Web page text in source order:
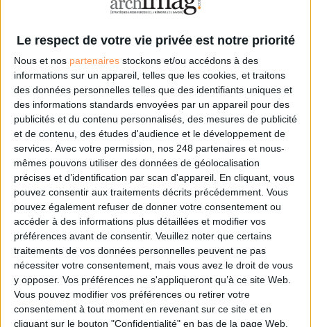
Le respect de votre vie privée est notre priorité
Nous et nos partenaires stockons et/ou accédons à des
informations sur un appareil, telles que les cookies, et traitons
des données personnelles telles que des identifiants uniques et
des informations standards envoyées par un appareil pour des
publicités et du contenu personnalisés, des mesures de publicité
et de contenu, des études d'audience et le développement de
services. Avec votre permission, nos 248 partenaires et nous-
mêmes pouvons utiliser des données de géolocalisation
précises et d’identification par scan d'appareil. En cliquant, vous
pouvez consentir aux traitements décrits précédemment. Vous
pouvez également refuser de donner votre consentement ou
accéder à des informations plus détaillées et modifier vos
préférences avant de consentir. Veuillez noter que certains
traitements de vos données personnelles peuvent ne pas
nécessiter votre consentement, mais vous avez le droit de vous
y opposer. Vos préférences ne s'appliqueront qu’à ce site Web.
Vous pouvez modifier vos préférences ou retirer votre
consentement à tout moment en revenant sur ce site et en
cliquant sur le bouton "Confidentialité" en bas de la page Web.
LES LIVRES BLANCS
LES SUPPLÉMENTS
NOS OFFRES D'ABONNEMENTS
Mot de passe oublié ?
Pas encore de compte?
Je m'inscris pour commenter les articles
ou déposer mon CV
Je m'inscris sur Archimag.com